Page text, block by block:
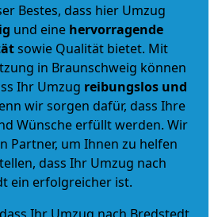
Bestes, dass hier Umzug
und eine hervorragende
sowie Qualität bietet. Mit
in Braunschweig können
Ihr Umzug reibungslos und
wir sorgen dafür, dass Ihre
Wünsche erfüllt werden. Wir
Partner, um Ihnen zu helfen
dass Ihr Umzug nach
ein erfolgreicher ist.
Ihr Umzug nach Bredstedt